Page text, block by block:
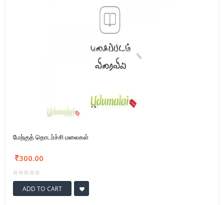
மேற்குத் தொடர்ச்சி மலைகள்
300.00
ADD TO CART